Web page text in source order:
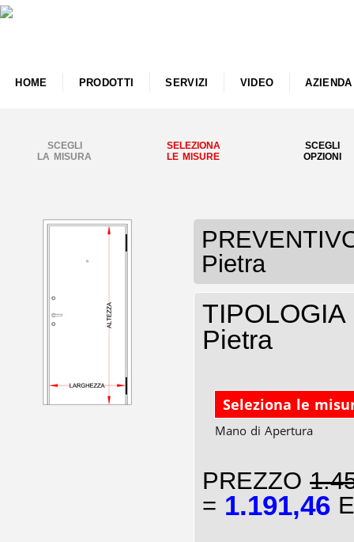
HOME PRODOTTI SERVIZI VIDEO AZIENDA
SCEGLI
LA MISURA
SELEZIONA
LE MISURE
SCEGLI
OPZIONI
Pietra
Pietra
Seleziona le
Mano di Apertura
PREZZO
= 1.191,46